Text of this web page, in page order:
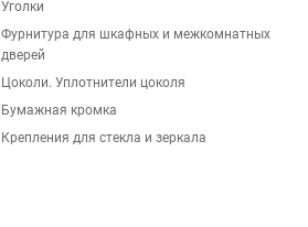
Уголки
Фурнитура для шкафных и межкомнатных
дверей
Цоколи. Уплотнители цоколя
Бумажная кромка
Крепления для стекла и зеркала